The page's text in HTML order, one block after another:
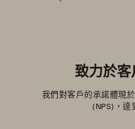
致力於
我們對客戶的承諾體現
(NPS)，達